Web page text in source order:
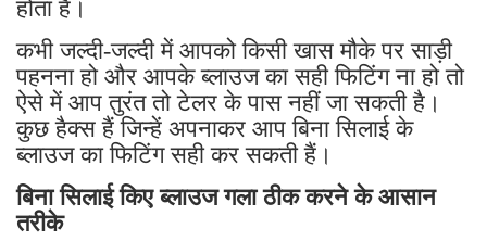
होता है।
कभी जल्दी-जल्दी में आपको किसी खास मौके पर साड़ी
पहनना हो और आपके ब्लाउज का सही फिटिंग ना हो तो
ऐसे में आप तुरंत तो टेलर के पास नहीं जा सकती है।
कुछ हैक्स हैं जिन्हें अपनाकर आप बिना सिलाई के
ब्लाउज का फिटिंग सही कर सकती हैं।
बिना सिलाई किए ब्लाउज गला ठीक करने के आसान
तरीके